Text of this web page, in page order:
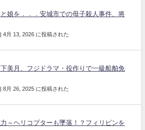
と娘を．．．安城市での母子殺人事件、将
4月 13, 2026 に投稿された
下美月、フジドラマ・役作りで一級船舶免
8月 26, 2025 に投稿された
～ヘリコプターも墜落！？フィリピンを